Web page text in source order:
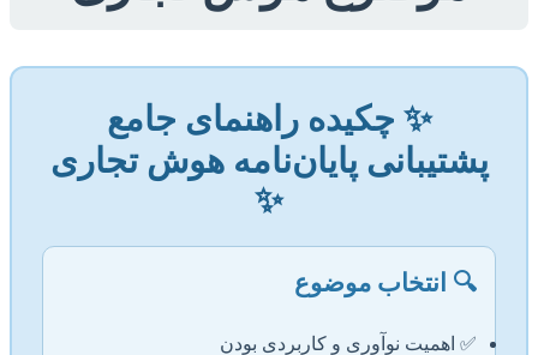
✨ چکیده راهنمای جامع
پشتیبانی پایان‌نامه هوش تجاری
✨
🔍 انتخاب موضوع
✅ اهمیت نوآوری و کاربردی بودن